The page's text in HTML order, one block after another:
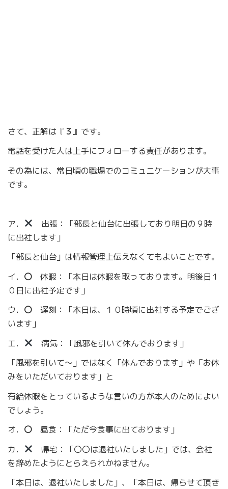
さて、正解は『 ３』です。
電話を受けた人は上手にフォローする責任があります。
その為には、常日頃の職場でのコミュニケーションが大事
です。
ア．
出張：「部長と仙台に出張しており明日の９時
に出社します」
「部長と仙台」は情報管理上伝えなくてもよいことです。
イ． 〇 休暇：「本日は休暇を取っております。明後日１
０日に出社予定です」
ウ． 〇 遅刻：「本日は、１０時頃に出社する予定でござ
います」
エ．
病気：「風邪を引いて休んでおります」
「風邪を引いて～」ではなく「休んでおります」や「お休
みをいただいております」と
有給休暇をとっているような言いの方が本人のためによい
でしょう。
オ． 〇 昼食：「ただ今食事に出ております」
カ．
帰宅：「〇〇は退社いたしました」では、会社
を辞めたようにとらえられかねません。
「本日は、退社いたしました」、「本日は、帰らせて頂き